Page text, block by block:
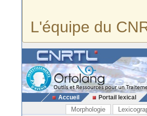
L'équipe du
Accueil Portail lexical
Morphologie